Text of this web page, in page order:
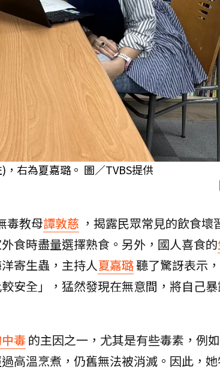
右為夏嘉璐。 圖／TVBS提供
毒教母譚敦慈 ，揭露民眾常見的飲食壞
食時盡量選擇熟食。另外，國人喜食的
寄生蟲，主持人夏嘉璐聽了驚訝表示
安全」，猛然發現在無意間，將自己
毒的主因之一，尤其是有些毒素，例
高溫烹煮，仍舊無法被消滅。因此，